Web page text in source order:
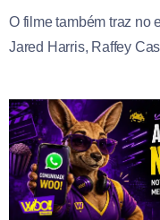
O filme também traz no
Jared Harris, Raffey